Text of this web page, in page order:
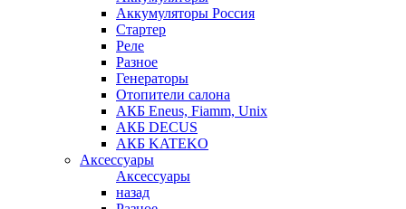
Аккумуляторы Россия
Стартер
Реле
Разное
Генераторы
Отопители салона
АКБ Eneus, Fiamm, Unix
АКБ DECUS
АКБ KATEKO
Аксессуары
Аксессуары
назад